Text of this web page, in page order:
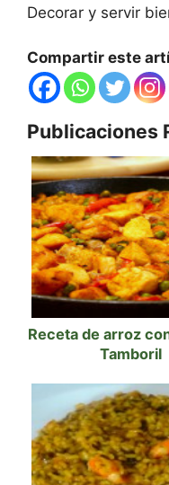
Decorar y servir
Compartir este
Publicaciones
Receta de arroz
Tamboril